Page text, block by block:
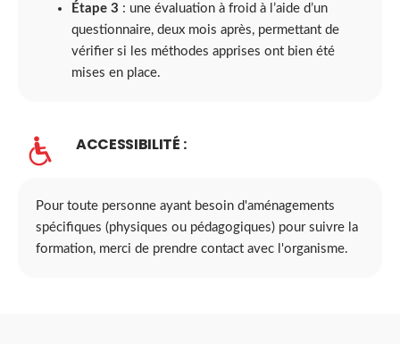
Étape 3 : une évaluation à froid à l’aide d’un
questionnaire, deux mois après, permettant de
vérifier si les méthodes apprises ont bien été
mises en place.
ACCESSIBILITÉ :
Pour toute personne ayant besoin d'aménagements
spécifiques (physiques ou pédagogiques) pour suivre la
formation, merci de prendre contact avec l'organisme.